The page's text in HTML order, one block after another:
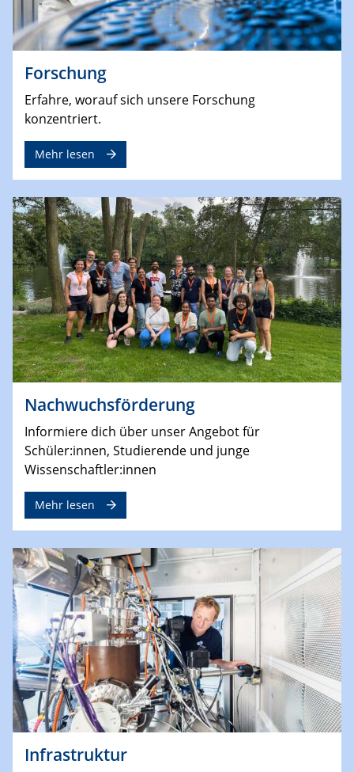
Forschung
Erfahre, worauf sich unsere Forschung
konzentriert.
Mehr lesen
Nachwuchsförderung
Informiere dich über unser Angebot für
Schüler:innen, Studierende und junge
Wissenschaftler:innen
Mehr lesen
Infrastruktur